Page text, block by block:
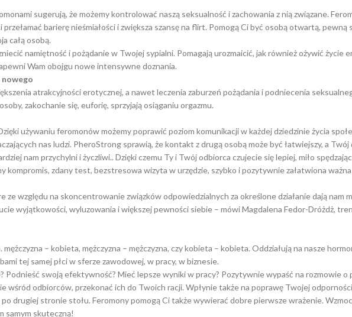
sugerują, że możemy kontrolować naszą seksualność i zachowania z nią związane.
barierę nieśmiałości i zwiększa szansę na flirt. Pomogą Ci być osobą otwartą,
całą osobą.
namiętność i pożądanie w Twojej sypialni. Pomagają urozmaicić, jak również ożywić życie
Wam obojgu nowe intensywne doznania.
nowego
atrakcyjności erotycznej, a nawet leczenia zaburzeń pożądania i podniecenia
zakochanie się, euforię, sprzyjają osiąganiu orgazmu.
używaniu feromonów możemy poprawić poziom komunikacji w każdej dziedzinie życia
nas ludzi. PheroStrong sprawią, że kontakt z drugą osobą może być łatwiejszy, a
nam przychylni i życzliwi.. Dzięki czemu Ty i Twój odbiorca czujecie się lepiej, miło
kompromis, zdany test, bezstresowa wizyta w urzędzie, szybko i pozytywnie załatwiona
ze względu na skoncentrowanie związków odpowiedzialnych za określone działanie dają
wyjątkowości, wyluzowania i większej pewności siebie – mówi Magdalena Fedor-Dróżdż,
– kobieta, mężczyzna – mężczyzna, czy kobieta – kobieta. Oddziałują na nasze
tej samej płci w sferze zawodowej, w pracy, w biznesie.
Podnieść swoją efektywność? Mieć lepsze wyniki w pracy? Pozytywnie wypaść na rozmowie o
wśród odbiorców, przekonać ich do Twoich racji. Wpłynie także na poprawę Twojej
drugiej stronie stołu. Feromony pomogą Ci także wywierać dobre pierwsze wrażenie.
samym skuteczną!